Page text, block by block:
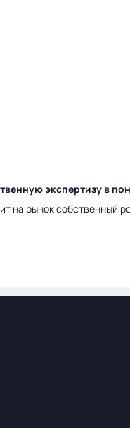
экспертизу в
на рынок собственный